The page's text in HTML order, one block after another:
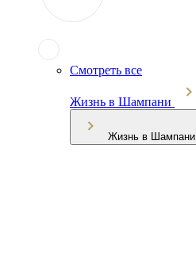
Смотреть все
Жизнь в Шампани
Жизнь в Шампани